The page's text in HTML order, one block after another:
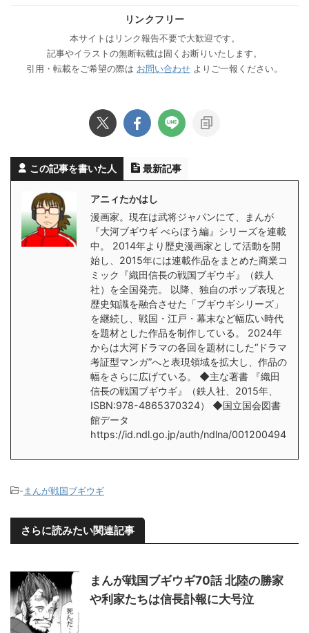
リンクフリー
本サイトはリンク報告不要で大歓迎です。
記事やイラストの無断転載は固くお断りいたします。
引用・転載をご希望の際は お問い合わせ よりご一報ください。
この記事を書いた人 最新記事
アニィたかはし
漫画家。現在は武将ジャパンにて、まんが
『大河ブギウギ べらぼう編』シリーズを連載
中。 2014年より歴史漫画家として活動を開
始し、2015年には連載作品をまとめた商業コ
ミック『織田信長の戦国ブギウギ』（鉄人
社）を全国発売。 以降、独自のポップ表現と
歴史知識を融合させた「ブギウギシリーズ」
を継続し、戦国・江戸・幕末など幅広い時代
を題材とした作品を制作している。 2024年
からは大河ドラマの各回を題材にした“ドラマ
考証型マンガ”へと表現領域を拡大し、作品の
幅をさらに広げている。 ◆主な著書 『織田
信長の戦国ブギウギ』（鉄人社、2015年、
ISBN:978-4865370324） ◆国立国会図書
館データ
https://id.ndl.go.jp/auth/ndlna/001200494
-まんが戦国ブギウギ
さらに読みたい関連記事
まんが戦国ブギウギ70話 北陸の勝家
や利家たちは信長訃報に大号泣